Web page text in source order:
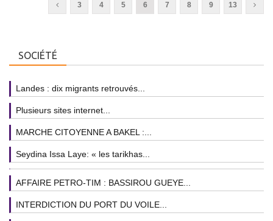
3 4 5 6 7 8 9 13
SOCIÉTÉ
Landes : dix migrants retrouvés...
Plusieurs sites internet...
MARCHE CITOYENNE A BAKEL :...
Seydina Issa Laye: « les tarikhas...
AFFAIRE PETRO-TIM : BASSIROU GUEYE...
INTERDICTION DU PORT DU VOILE...